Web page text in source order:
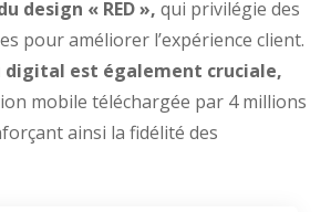
design « RED », qui privilégie des
pour améliorer l’expérience client.
digital est également cruciale,
mobile téléchargée par 4 millions
ainsi la fidélité des